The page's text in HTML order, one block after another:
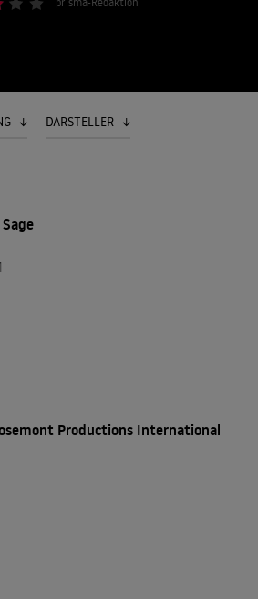
DARSTELLER
Productions International